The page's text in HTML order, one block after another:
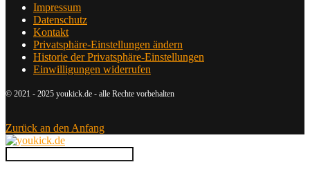
Impressum
Datenschutz
Kontakt
Privatsphäre-Einstellungen ändern
Historie der Privatsphäre-Einstellungen
Einwilligungen widerrufen
© 2021 - 2025 youkick.de - alle Rechte vorbehalten
Zurück an den Anfang